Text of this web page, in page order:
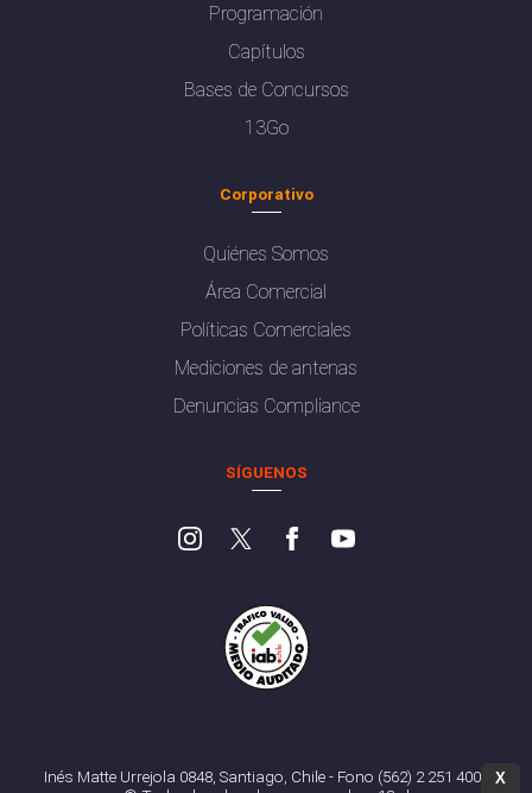
Programación
Capítulos
Bases de Concursos
13Go
Corporativo
Quiénes Somos
Área Comercial
Políticas Comerciales
Mediciones de antenas
Denuncias Compliance
SÍGUENOS
Inés Matte Urrejola 0848, Santiago, Chile - Fono (562) 2 251 4000
X